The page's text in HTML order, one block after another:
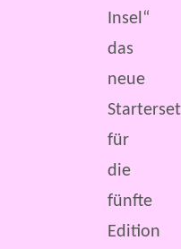
Insel“
das
neue
Starterset
für
die
fünfte
Edition